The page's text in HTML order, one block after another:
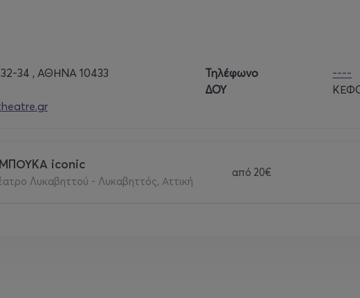
34 , ΑΘΗΝΑ 10433 Τηλέφωνο
----
ΔΟΥ
iconic
Λυκαβηττού - Λυκαβηττός, Αττική
από 20€